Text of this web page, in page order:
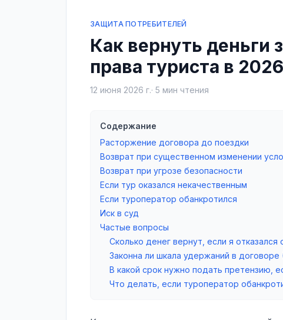
ЗАЩИТА ПОТРЕБИТЕЛЕЙ
Как вернуть деньги
права туриста в
12 июня 2026 г.· 5 мин чтения
Содержание
Расторжение договора до поездки
Возврат при существенном изменении
Возврат при угрозе безопасности
Если тур оказался некачественным
Если туроператор обанкротился
Иск в суд
Частые вопросы
Сколько денег вернут, если я отказался
Законна ли шкала удержаний в
В какой срок нужно подать претензию,
Что делать, если туроператор